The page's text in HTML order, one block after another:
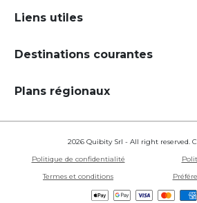
Liens utiles
Destinations courantes
Plans régionaux
2026 Quibity Srl - All right reserved.
Politique de confidentialité
Termes et conditions